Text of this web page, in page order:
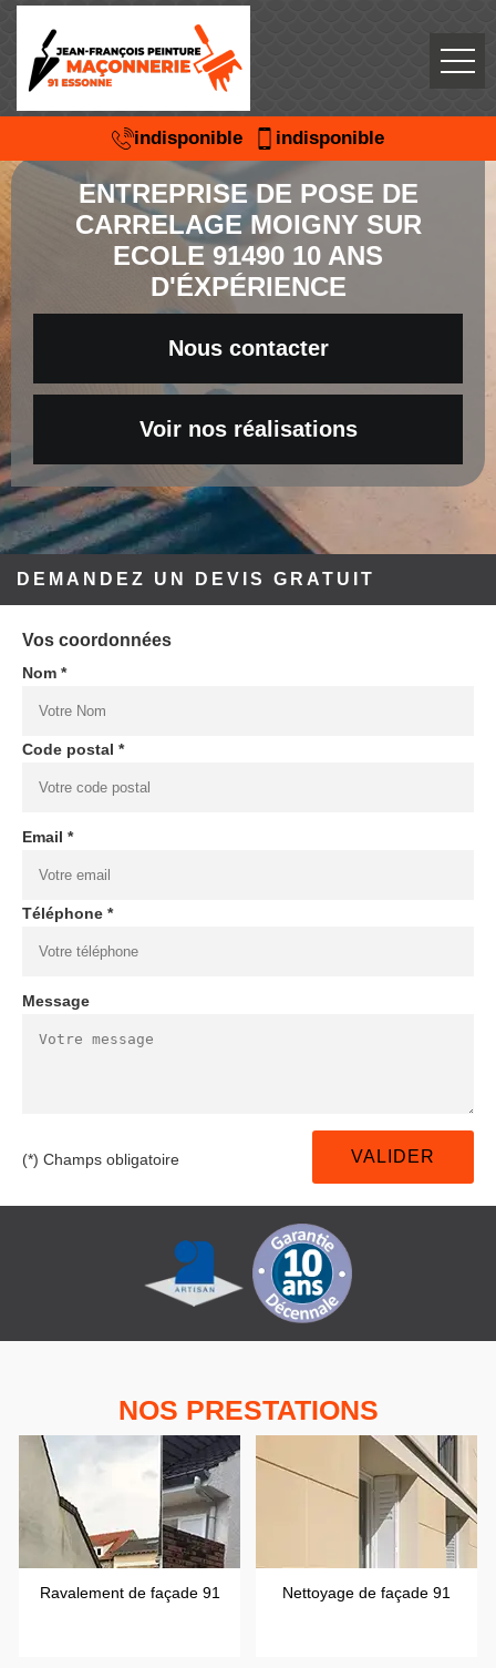
indisponible indisponible
ENTREPRISE DE POSE DE
CARRELAGE MOIGNY SUR
ECOLE 91490 10 ANS
D'ÉXPÉRIENCE
Nous contacter
Voir nos réalisations
DEMANDEZ UN DEVIS GRATUIT
Vos coordonnées
Nom *
Code postal *
Email *
Téléphone *
Message
(*) Champs obligatoire
NOS PRESTATIONS
Ravalement de façade 91 Nettoyage de façade 91